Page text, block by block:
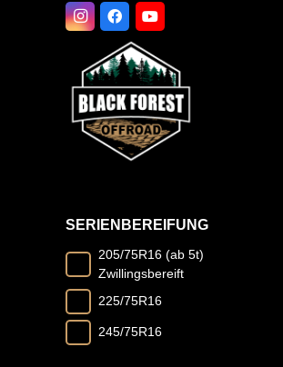
SERIENBEREIFUNG
205/75R16 (ab 5t)
Zwillingsbereift
225/75R16
245/75R16